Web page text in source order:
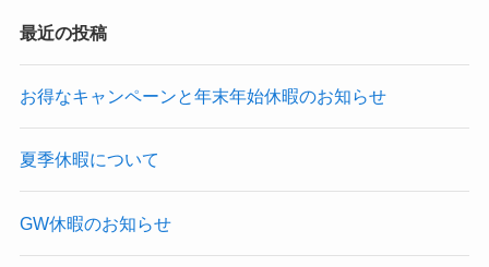
最近の投稿
お得なキャンペーンと年末年始休暇のお知らせ
夏季休暇について
GW休暇のお知らせ